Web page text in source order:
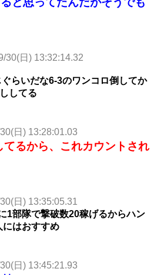
30(日) 13:32:14.32
らいだな6-3のワンコロ倒してか
してる
日) 13:28:01.03
るから、これカウントされ
日) 13:35:05.31
1部隊で撃破数20稼げるからハン
にはおすすめ
日) 13:45:21.93